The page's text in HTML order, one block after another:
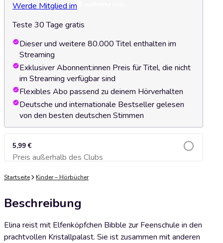
Werde Mitglied im
Teste 30 Tage gratis
Dieser und weitere 80.000 Titel enthalten im
Streaming
Exklusiver Abonnent:innen Preis für Titel, die nicht
im Streaming verfügbar sind
Flexibles Abo passend zu deinem Hörverhalten
Deutsche und internationale Bestseller gelesen
von den besten deutschen Stimmen
5,99 €
Preis außerhalb des ClubsZum Warenkorb hinzufügen
Startseite Kinder – Hörbücher
Beschreibung
Elina reist mit Elfenköpfchen Bibble zur Feenschule in den
prachtvollen Kristallpalast. Sie ist zusammen mit anderen